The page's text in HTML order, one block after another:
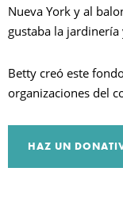
Nueva York y al
gustaba la jardinería
Betty creó este
organizaciones del
HAZ UN